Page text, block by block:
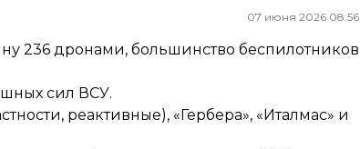
07 июня 2026 08:56
236 дронами, большинство беспилотников
сил ВСУ.
реактивные), «Гербера», «Италмас» и